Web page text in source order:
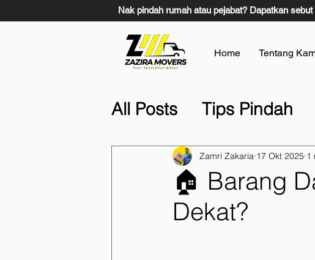
Nak pindah rumah atau pejabat? Dapatkan
Home Tentang
All Posts Tips Pindah
Lain-Lain Pindah
Movers & Packers
🏠 Barang
Dekat?
Zamri Zakaria 17 Okt 2025 1